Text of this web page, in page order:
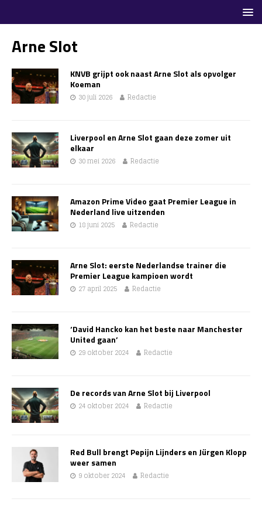
Arne Slot
KNVB grijpt ook naast Arne Slot als opvolger
Koeman
30 juli 2026 Redactie
Liverpool en Arne Slot gaan deze zomer uit
elkaar
30 mei 2026 Redactie
Amazon Prime Video gaat Premier League in
Nederland live uitzenden
18 juni 2025 Redactie
Arne Slot: eerste Nederlandse trainer die
Premier League kampioen wordt
27 april 2025 Redactie
‘David Hancko kan het beste naar Manchester
United gaan’
29 oktober 2024 Redactie
De records van Arne Slot bij Liverpool
24 oktober 2024 Redactie
Red Bull brengt Pepijn Lijnders en Jürgen Klopp
weer samen
9 oktober 2024 Redactie